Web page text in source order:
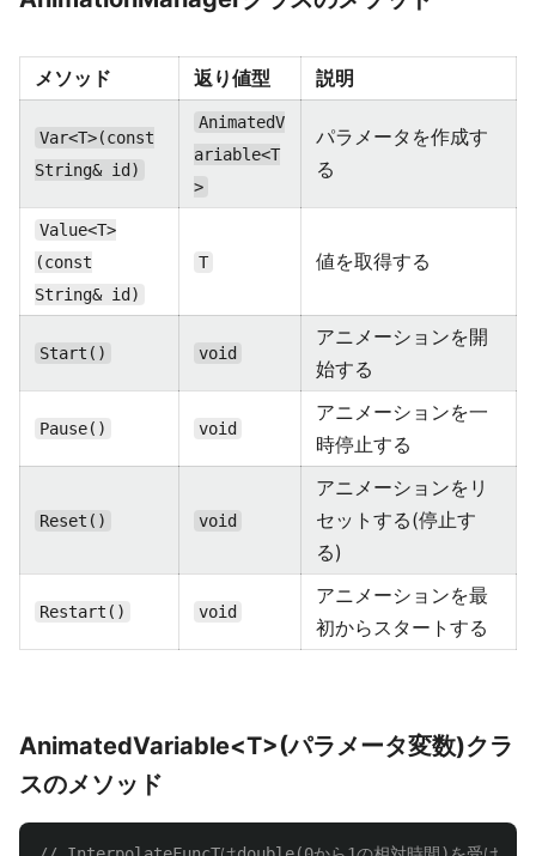
メソッド 返り値型 説明
Var<T>(const
String& id)
AnimatedV
ariable<T
>
パラメータを作成す
る
Value<T>
(const
String& id)
T 値を取得する
Start() void
アニメーションを開
始する
Pause() void
アニメーションを一
時停止する
Reset() void
アニメーションをリ
セットする(停止す
る)
Restart() void
アニメーションを最
初からスタートする
AnimatedVariable<T>(パラメータ変数)クラ
スのメソッド